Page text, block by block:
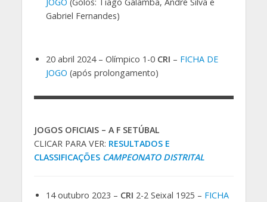
Gabriel Fernandes)
20 abril 2024 – Olímpico 1-0 CRI – FICHA DE
JOGO (após prolongamento)
JOGOS OFICIAIS – A F SETÚBAL
CLICAR PARA VER: RESULTADOS E
CLASSIFICAÇÕES CAMPEONATO DISTRITAL
14 outubro 2023 – CRI 2-2 Seixal 1925 – FICHA